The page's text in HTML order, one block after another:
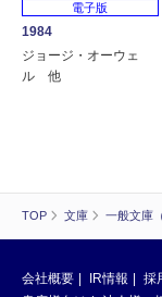
TOP 文庫 一般文庫
電子版
1984
ジョージ・オーウェ
ル 他
会社概要 IR情報 採